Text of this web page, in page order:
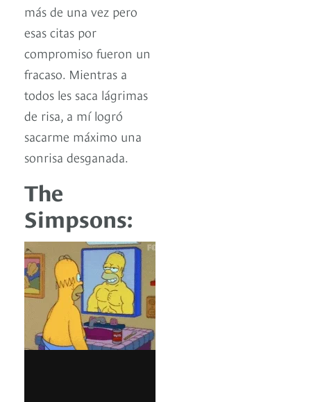
más de una vez pero
esas citas por
compromiso fueron un
fracaso. Mientras a
todos les saca lágrimas
de risa, a mí logró
sacarme máximo una
sonrisa desganada.
The
Simpsons: